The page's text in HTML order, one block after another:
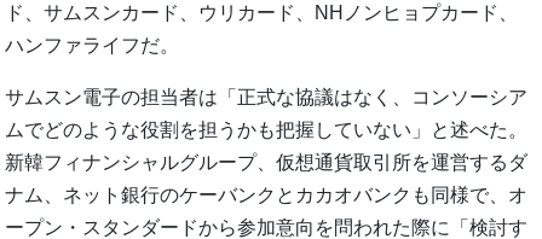
ド、サムスンカード、ウリカード、NHノンヒョプカード、
ハンファライフだ。
サムスン電子の担当者は「正式な協議はなく、コンソーシア
ムでどのような役割を担うかも把握していない」と述べた。
新韓フィナンシャルグループ、仮想通貨取引所を運営するダ
ナム、ネット銀行のケーバンクとカカオバンクも同様で、オ
ープン・スタンダードから参加意向を問われた際に「検討す